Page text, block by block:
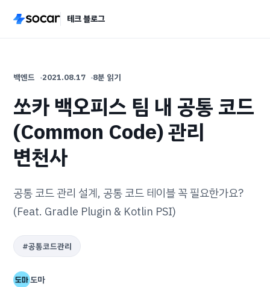
테크 블로그
백엔드 2021.08.17 8분 읽기
쏘카 백오피스 팀 내 공통 코드
(Common Code) 관리
변천사
공통 코드 관리 설계, 공통 코드 테이블 꼭 필요한가요?
(Feat. Gradle Plugin & Kotlin PSI)
#공통코드관리
도마